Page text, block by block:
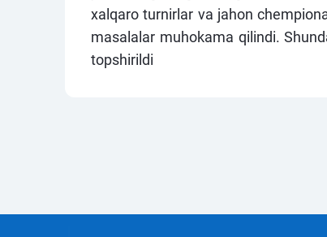
xalqaro turnirlar va jahon
masalalar muhokama qilindi.
topshirildi